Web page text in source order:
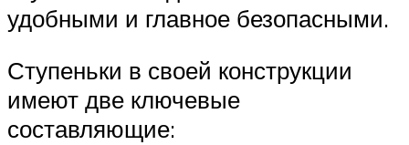
удобными и главное безопасными.
Ступеньки в своей конструкции
имеют две ключевые
составляющие: